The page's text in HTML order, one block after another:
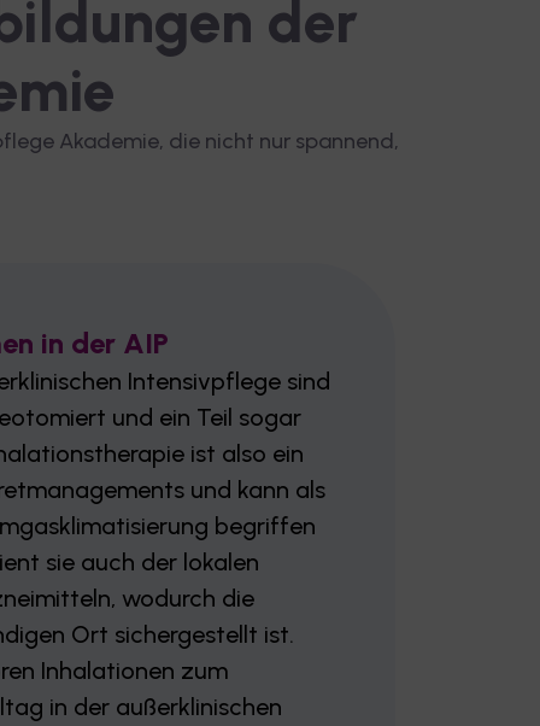
der
Akademie, die nicht nur spannend,
in der AIP
Intensivpflege sind
und ein Teil sogar
ist also ein
und kann als
begriffen
sie auch der lokalen
wodurch die
Ort sichergestellt ist.
Inhalationen zum
in der außerklinischen